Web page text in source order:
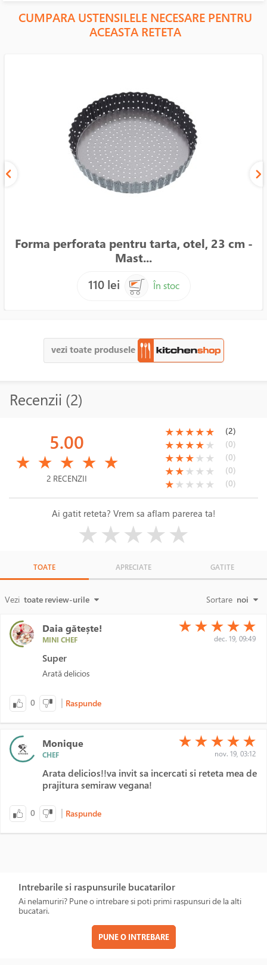
CUMPARA USTENSILELE NECESARE PENTRU
ACEASTA RETETA
Forma perforata pentru tarta, otel, 23 cm -
Mast...
110 lei
În stoc
vezi toate produsele
Recenzii (2)
5.00
★ ★ ★ ★ ★
2 RECENZII
(*)
★(*)
★(*)
★(*)
★(*)
★ (2)
(*)
★(*)
★(*)
★(*)
★( )
★ (0)
(*)
★(*)
★(*)
★( )
★ ( )
★ (0)
(*)
★(*)
★( )
★ ( )
★ ( )
★ (0)
(*)
★( )
★ ( )
★ ( )
★ ( )
★ (0)
Ai gatit reteta? Vrem sa aflam parerea ta!
★★★★★
TOATE APRECIATE GATITE
Vezi toate review-urile Sortare noi
Daia gătește!
MINI CHEF
(*)
★ (*)
★ (*)
★ (*)
★ (*)
★
dec. 19, 09:49
Super
Arată delicios
0 | Raspunde
Monique
CHEF
(*)
★ (*)
★ (*)
★ (*)
★ (*)
★
nov. 19, 03:12
Arata delicios!!va invit sa incercati si reteta mea de
prajitura semiraw vegana!
0 | Raspunde
Intrebarile si raspunsurile bucatarilor
Ai nelamuriri? Pune o intrebare si poti primi raspunsuri de la alti
bucatari.
PUNE O INTREBARE